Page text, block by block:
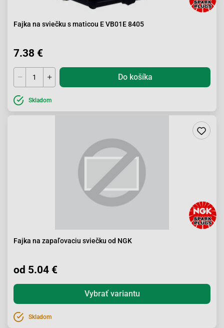
Fajka na sviečku s maticou E VB01E 8405
7.38 €
Do košíka
Skladom
Fajka na zapaľovaciu sviečku od NGK
od 5.04 €
Vybrať variantu
Skladom